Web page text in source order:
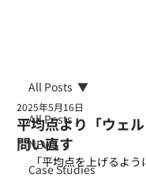
All Posts
NEWS
Case Studies
All Posts
平均点より「ウェ
問い直す
2025年5月16日
「平均点を上げるよう